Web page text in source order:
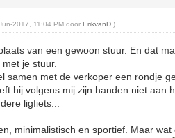
2017, 11:04 PM doorErikvanD .)
van een gewoon stuur. En dat
je stuur.
samen met de verkoper een rondje
hij volgens mij zijn handen niet aan
ligfiets...
minimalistisch en sportief. Maar